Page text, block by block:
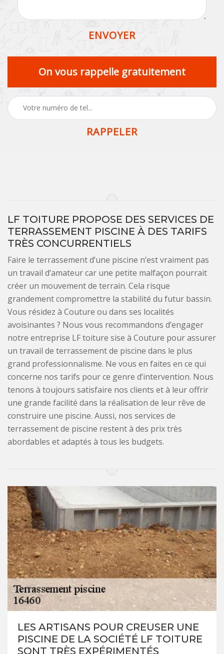
On vous rappelle gratuitement
LF TOITURE PROPOSE DES SERVICES DE
TERRASSEMENT PISCINE À DES TARIFS
TRÈS CONCURRENTIELS
Faire le terrassement d’une piscine n’est vraiment pas
un travail d’amateur car une petite malfaçon pourrait
créer un mouvement de terrain. Cela risque
grandement compromettre la stabilité du futur bassin.
Vous résidez à Couture ou dans ses localités
avoisinantes ? Nous vous recommandons d’engager
notre entreprise LF toiture sise à Couture pour assurer
un travail de terrassement de piscine dans le plus
grand professionnalisme. Ne vous en faites en ce qui
concerne nos tarifs pour ce genre d’intervention. Nous
tenons à toujours satisfaire nos clients et à leur offrir
une grande facilité dans la réalisation de leur rêve de
construire une piscine. Aussi, nos services de
terrassement de piscine restent à des prix très
abordables et adaptés à tous les budgets.
LES ARTISANS POUR CREUSER UNE
PISCINE DE LA SOCIÉTÉ LF TOITURE
SONT TRÈS EXPÉRIMENTÉS